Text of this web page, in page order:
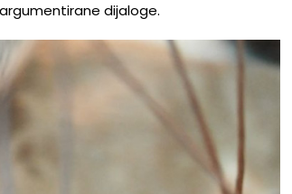
dijaloge.